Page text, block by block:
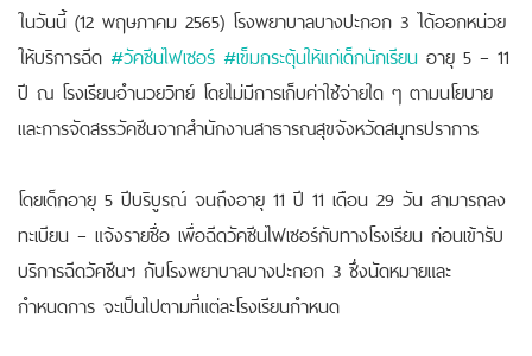
ในวันนี้ (12 พฤษภาคม 2565) โรงพยาบาลบางปะกอก 3 ได้ออกหน่วย
ให้บริการฉีด #วัคซีนไฟเซอร์ #เข็มกระตุ้นให้แก่เด็กนักเรียน อายุ 5 – 11
ปี ณ โรงเรียนอำนวยวิทย์ โดยไม่มีการเก็บค่าใช้จ่ายใด ๆ ตามนโยบาย
และการจัดสรรวัคซีนจากสำนักงานสาธารณสุขจังหวัดสมุทรปราการ
โดยเด็กอายุ 5 ปีบริบูรณ์ จนถึงอายุ 11 ปี 11 เดือน 29 วัน สามารถลง
ทะเบียน – แจ้งรายชื่อ เพื่อฉีดวัคซีนไฟเซอร์กับทางโรงเรียน ก่อนเข้ารับ
บริการฉีดวัคซีนฯ กับโรงพยาบาลบางปะกอก 3 ซึ่งนัดหมายและ
กำหนดการ จะเป็นไปตามที่แต่ละโรงเรียนกำหนด